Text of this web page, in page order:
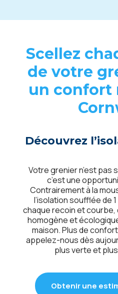
Scellez
de votre
un confort
Découvrez
Votre grenier n’est pas
c’est une
Contrairement à la
l’isolation soufflée de
chaque recoin et
homogène et
maison. Plus de
appelez-nous dès
plus verte et
Obtenir une